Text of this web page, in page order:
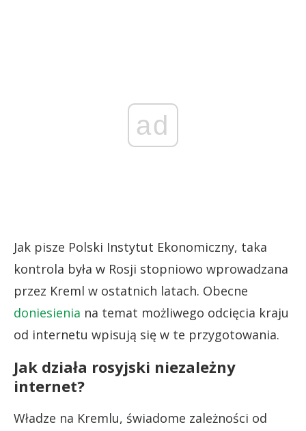
ad
Jak pisze Polski Instytut Ekonomiczny, taka
kontrola była w Rosji stopniowo wprowadzana
przez Kreml w ostatnich latach. Obecne
doniesienia na temat możliwego odcięcia kraju
od internetu wpisują się w te przygotowania.
Jak działa rosyjski niezależny
internet?
Władze na Kremlu, świadome zależności od